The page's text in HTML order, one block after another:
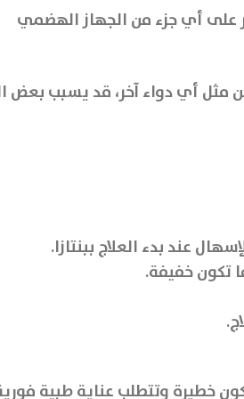
على أي جزء من الجهاز الهضمي
مثل أي دواء آخر، قد يسبب
عند بدء العلاج ببنتازا.
تكون خفيفة.
تكون خطيرة وتتطلب عناية طبية